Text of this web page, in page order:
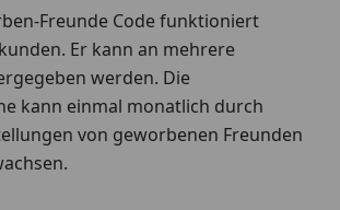
Freunde Code funktioniert
Er kann an mehrere
werden. Die
kann einmal monatlich durch
von geworbenen Freunden